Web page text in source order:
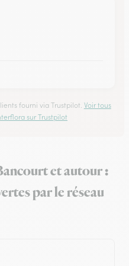
fourni via Trustpilot. Voir tous
sur Trustpilot
et autour :
par le réseau